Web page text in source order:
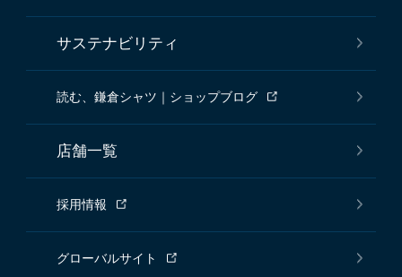
サステナビリティ
読む、鎌倉シャツ｜ショップブログ
店舗一覧
採用情報
グローバルサイト